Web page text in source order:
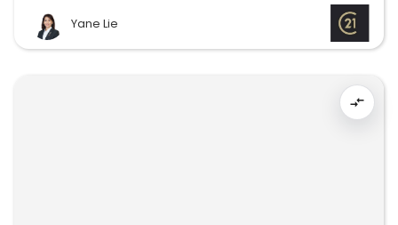
Yane Lie